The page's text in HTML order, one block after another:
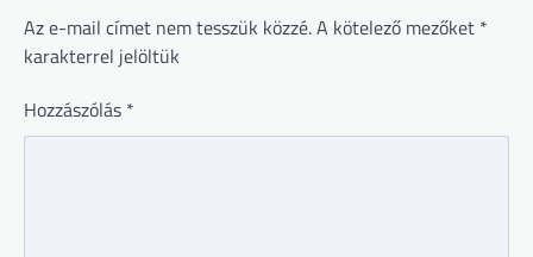
Az e-mail címet nem tesszük közzé.A kötelező mezőket *
karakterrel jelöltük
Hozzászólás *